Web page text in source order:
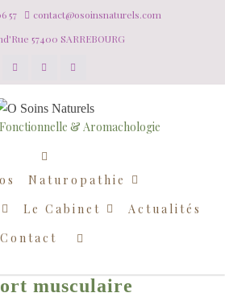
57
contact@osoinsnaturels.com
57400 SARREBOURG
& Aromachologie
Naturopathie
Le Cabinet
Actualités
Contact
musculaire